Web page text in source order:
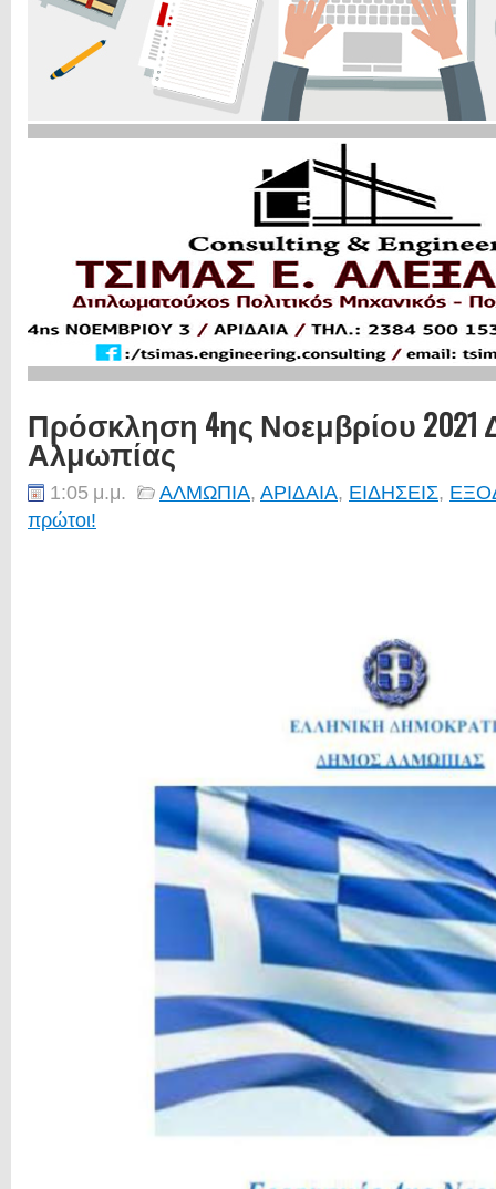
Πρόσκληση 4ης Νοεμβρίου 2021
Αλμωπίας
1:05 μ.μ. ΑΛΜΩΠΙΑ, ΑΡΙΔΑΙΑ, ΕΙΔΗΣΕΙΣ,
πρώτοι!